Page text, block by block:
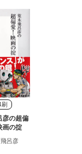
刷
彦の超偏
画の掟
呂彦